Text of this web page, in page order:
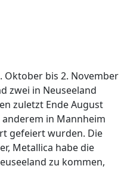
Oktober bis 2. November
zwei in Neuseeland
zuletzt Ende August
in Mannheim
gefeiert wurden. Die
Metallica habe die
zu kommen,